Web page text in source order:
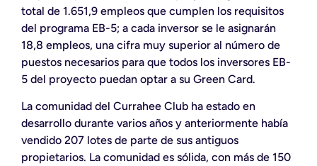
total de 1.651,9 empleos que cumplen los requisitos
del programa EB-5; a cada inversor se le asignarán
18,8 empleos, una cifra muy superior al número de
puestos necesarios para que todos los inversores EB-
5 del proyecto puedan optar a su Green Card.
La comunidad del Currahee Club ha estado en
desarrollo durante varios años y anteriormente había
vendido 207 lotes de parte de sus antiguos
propietarios. La comunidad es sólida, con más de 150